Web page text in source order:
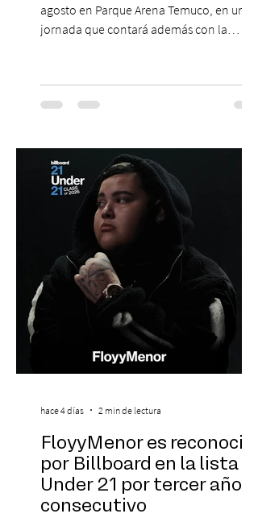
agosto en Parque Arena Temuco, en una
jornada que contará además con la
agosto, el Parque Arena Temuco será
escenario de una noche dedicada al indie
banda que llegará a la capital de La
Araucanía para ofrecer un show cargado
de energía, guitarras y canciones que han
marcado su breve pero exitosa trayectoria.
FloyyMenor es reconocido
por Billboard en la lista 21
Under 21 por tercer año
consecutivo
hace 4 días 2 min de lectura